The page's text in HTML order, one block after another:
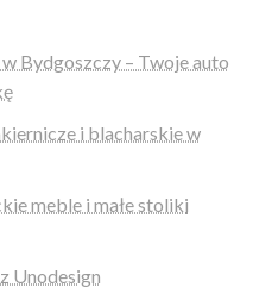
Bydgoszczy – Twoje auto
i blacharskie w
meble i małe stoliki
Unodesign